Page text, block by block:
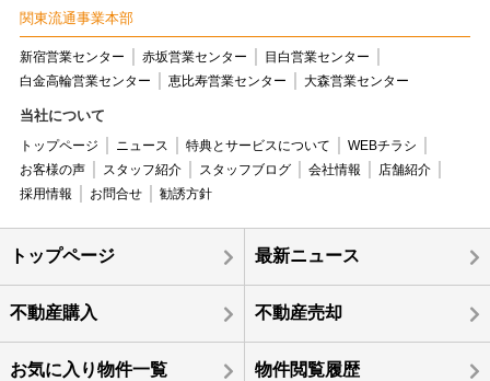
関東流通事業本部
新宿営業センター 赤坂営業センター
目白営業センター
白金高輪営業センター
恵比寿営業センター 大森営業センター
当社について
トップページ ニュース 特典とサービスについて
WEBチラシ
お客様の声
スタッフ紹介 スタッフブログ 会社情報
店舗紹介
採用情報
お問合せ 勧誘方針
トップページ 最新ニュース
不動産購入 不動産売却
お気に入り物件一覧 物件閲覧履歴